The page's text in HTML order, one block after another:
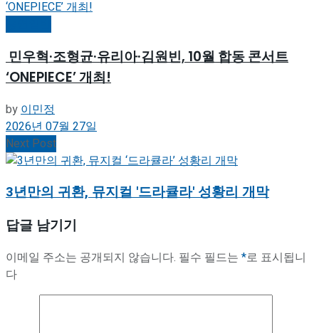
민우혁·조형균·유리아·김원빈, 10월 합동 콘서트
‘ONEPIECE’ 개최!
by 이민정
2026년 07월 27일
Next Post
3년만의 귀환, 뮤지컬 '드라큘라' 성황리 개막
답글 남기기
이메일 주소는 공개되지 않습니다. 필수 필드는 *로 표시됩니
다